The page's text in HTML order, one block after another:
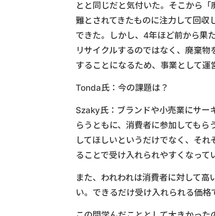
とと同じだと気付いた。そこから
難とされてきたものに注力して回収
できた。しかし、4年ほど前から果
リサイクルするのではなく、廃棄
することになるため、事業として運
Tonda氏：今の課題は？
Szaky氏：ブランドや小売業にサー
らうともに、消費者に参加しても
してほしいというだけでなく、そ
ることで受け入れられやすくなって
また、われわれは消費者に対して
い。できるだけ受け入れられる価格